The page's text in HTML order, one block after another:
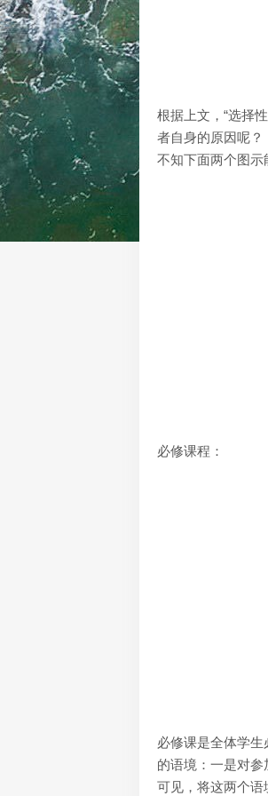
根据上文，“选择
者自身的原因呢？
不知下面两个图示
必修课程：
必修课是全体学
的语境：一是对参
可见，将这两个语